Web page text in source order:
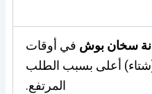
سخان بوش في أوقات
أعلى بسبب الطلب
المرتفع.